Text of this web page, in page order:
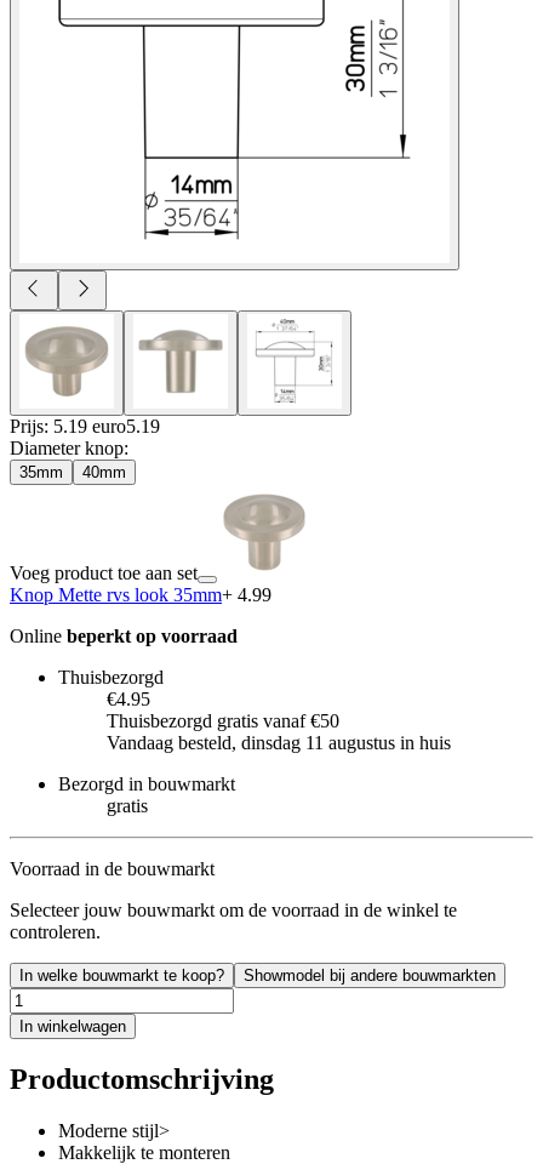
Prijs: 5.19 euro5.19
Diameter knop:
35mm 40mm
Voeg product toe aan set
Knop Mette rvs look 35mm+ 4.99
Online beperkt op voorraad
Thuisbezorgd
€4.95
Thuisbezorgd gratis vanaf €50
Vandaag besteld, dinsdag 11 augustus in huis
Bezorgd in bouwmarkt
gratis
Voorraad in de bouwmarkt
Selecteer jouw bouwmarkt om de voorraad in de winkel te
controleren.
In welke bouwmarkt te koop? Showmodel bij andere bouwmarkten
In winkelwagen
Productomschrijving
Moderne stijl>
Makkelijk te monteren